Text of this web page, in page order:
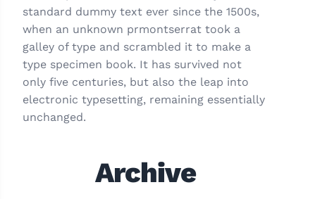
standard dummy text ever since the 1500s,
when an unknown prmontserrat took a
galley of type and scrambled it to make a
type specimen book. It has survived not
only five centuries, but also the leap into
electronic typesetting, remaining essentially
unchanged.
Archive